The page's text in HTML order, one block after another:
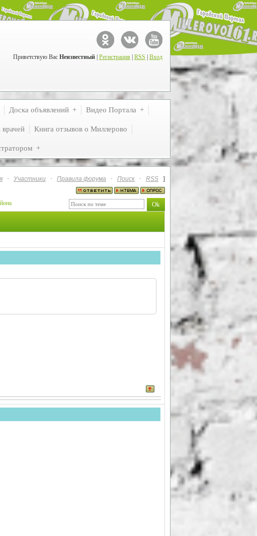
Приветствую Вас Неизвестный Регистрация RSS Вход
Доска объявлений Видео Портала
врачей Книга отзывов о Миллерово
· Участники · Правила форума · Поиск · RSS
]